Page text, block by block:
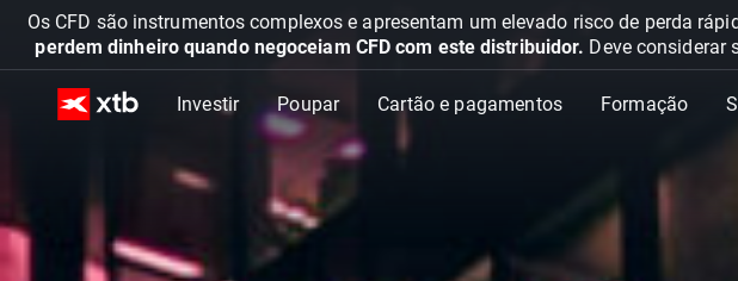
Os CFD são instrumentos complexos e apresentam um elevado risco de perda
perdem dinheiro quando negoceiam CFD com este distribuidor. Deve considerar
Investir Poupar Cartão e pagamentos Formação